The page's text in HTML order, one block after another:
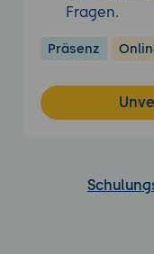
Fragen.
Präsenz